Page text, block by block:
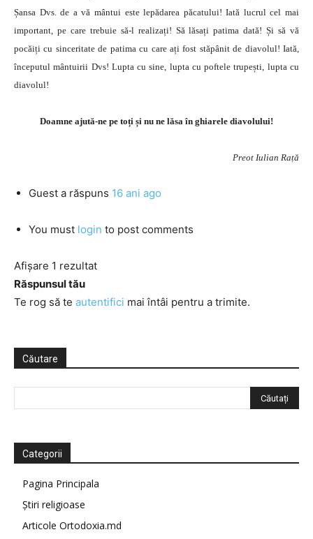
Șansa Dvs. de a vă mântui este lepădarea păcatului! Iată lucrul cel mai
important, pe care trebuie să-l realizați! Să lăsați patima dată! Și să vă
pocăiți cu sinceritate de patima cu care ați fost stăpânit de diavolul! Iată,
începutul mântuirii Dvs! Lupta cu sine, lupta cu poftele trupești, lupta cu
diavolul!
Doamne ajută-ne pe toți și nu ne lăsa în ghiarele diavolului!
Preot Iulian Rață
Guest a răspuns 16 ani ago
You must login to post comments
Afișare 1 rezultat
Răspunsul tău
Te rog să te autentifici mai întâi pentru a trimite.
Căutare
Categorii
Pagina Principala
Știri religioase
Articole Ortodoxia.md